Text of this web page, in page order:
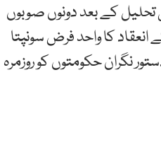
تحلیل کے بعد دونوں صوبوں
کا واحد فرض سونپتا
نگران حکومتوں کو روزمرہ